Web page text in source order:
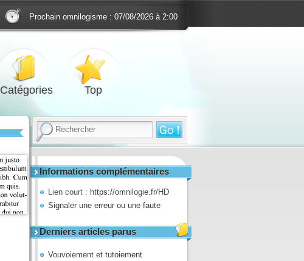
Prochain omnilogisme : 07/08/2026 à 2:00
Catégories Top
Informations complémentaires
Lien court : https://omnilogie.fr/HD
Signaler une erreur ou une faute
Derniers articles parus
Vouvoiement et tutoiement